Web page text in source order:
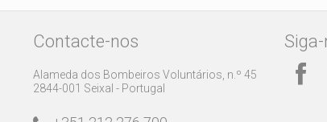
Contacte-nos
Alameda dos Bombeiros Voluntários, n.º 45
2844-001 Seixal - Portugal